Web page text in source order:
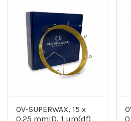
OV-SUPERWAX, 15 x
0.25 mmID, 1 µm(df)